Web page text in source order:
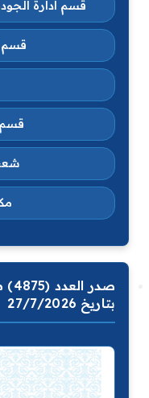
قسم ادارة
قسم
بتاريخ 27/7/2026